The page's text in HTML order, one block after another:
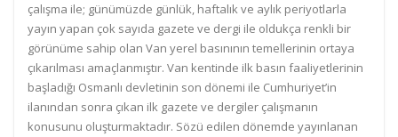
çalışma ile; günümüzde günlük, haftalık ve aylık periyotlarla
yayın yapan çok sayıda gazete ve dergi ile oldukça renkli bir
görünüme sahip olan Van yerel basınının temellerinin ortaya
çıkarılması amaçlanmıştır. Van kentinde ilk basın faaliyetlerinin
başladığı Osmanlı devletinin son dönemi ile Cumhuriyet’in
ilanından sonra çıkan ilk gazete ve dergiler çalışmanın
konusunu oluşturmaktadır. Sözü edilen dönemde yayınlanan